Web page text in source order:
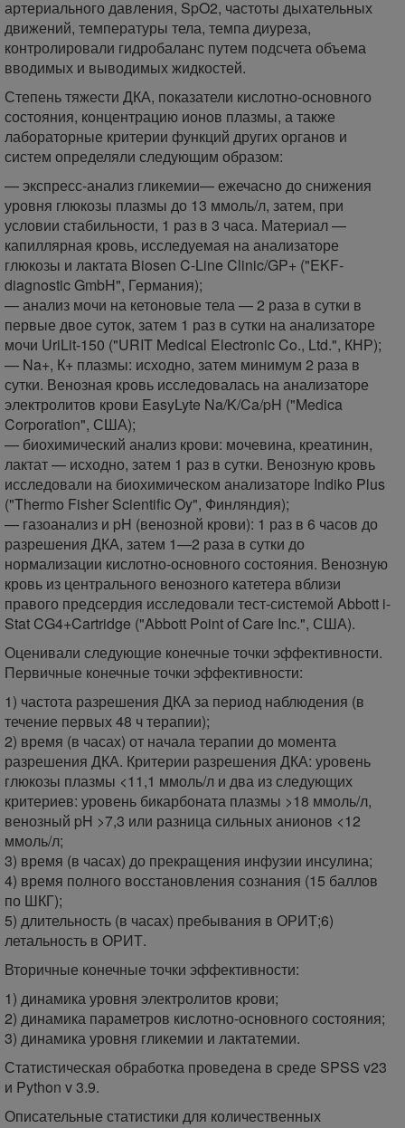
артериального давления, SpO2, частоты дыхательных
движений, температуры тела, темпа диуреза,
контролировали гидробаланс путем подсчета объема
вводимых и выводимых жидкостей.
Степень тяжести ДКА, показатели кислотно-основного
состояния, концентрацию ионов плазмы, а также
лабораторные критерии функций других органов и
систем определяли следующим образом:
— экспресс-анализ гликемии— ежечасно до снижения
уровня глюкозы плазмы до 13 ммоль/л, затем, при
условии стабильности, 1 раз в 3 часа. Материал —
капиллярная кровь, исследуемая на анализаторе
глюкозы и лактата Biosen C-Line Clinic/GP+ ("EKF-
diagnostic GmbH", Германия);
— анализ мочи на кетоновые тела — 2 раза в сутки в
первые двое суток, затем 1 раз в сутки на анализаторе
мочи UriLit-150 ("URIT Medical Electronic Co., Ltd.", КНР);
— Na+, К+ плазмы: исходно, затем минимум 2 раза в
сутки. Венозная кровь исследовалась на анализаторе
электролитов крови EasyLyte Na/K/Ca/pH ("Medica
Corporation", США);
— биохимический анализ крови: мочевина, креатинин,
лактат — исходно, затем 1 раз в сутки. Венозную кровь
исследовали на биохимическом анализаторе Indiko Plus
("Thermo Fisher Scientific Oy", Финляндия);
— газоанализ и pH (венозной крови): 1 раз в 6 часов до
разрешения ДКА, затем 1—2 раза в сутки до
нормализации кислотно-основного состояния. Венозную
кровь из центрального венозного катетера вблизи
правого предсердия исследовали тест-системой Abbott i-
Stat CG4+Cartridge ("Abbott Point of Care Inc.", США).
Оценивали следующие конечные точки эффективности.
Первичные конечные точки эффективности:
1) частота разрешения ДКА за период наблюдения (в
течение первых 48 ч терапии);
2) время (в часах) от начала терапии до момента
разрешения ДКА. Критерии разрешения ДКА: уровень
глюкозы плазмы <11,1 ммоль/л и два из следующих
критериев: уровень бикарбоната плазмы >18 ммоль/л,
венозный pH >7,3 или разница сильных анионов <12
ммоль/л;
3) время (в часах) до прекращения инфузии инсулина;
4) время полного восстановления сознания (15 баллов
по ШКГ);
5) длительность (в часах) пребывания в ОРИТ;6)
летальность в ОРИТ.
Вторичные конечные точки эффективности:
1) динамика уровня электролитов крови;
2) динамика параметров кислотно-основного состояния;
3) динамика уровня гликемии и лактатемии.
Статистическая обработка проведена в среде SPSS v23
и Python v 3.9.
Описательные статистики для количественных